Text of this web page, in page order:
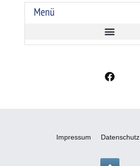
Menü
F
a
o
k
Impressum Datenschutz